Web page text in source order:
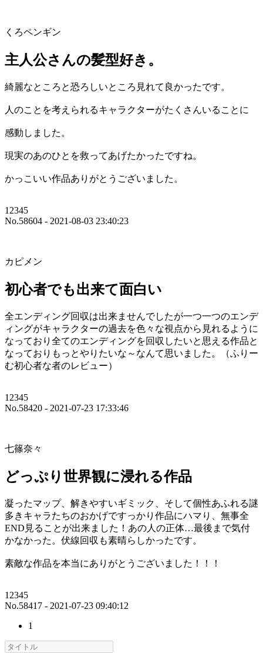
くろペンギン
主人公さんの髪型好き。
綺麗なところと恐ろしいところ見れて良かったです。
人のことを考えられるキャラクターがたくさんいることに
感動しました。
現実のあのひとを救ってあげたかったですね。
かっこいい作品ありがとうございました。
12345
No.58604 - 2021-08-03 23:40:23
カピメン
初心者でも出来て面白い
全エンディング回収は出来ませんでしたが一つ一つのエンデ
ィングがキャラクターの過去を色々な視点から見れるように
なっており全てのエンディングを回収したいと思える作品と
なっておりもっとやりたいな～なんて思いました。（ふりー
む初心者な者のレビュー）
12345
No.58420 - 2021-07-23 17:33:46
七篠奈々
どっぷり世界観に浸れる作品
凝ったマップ、解きやすいギミック、そして個性あふれる謎
多きキャラたちのおかげですっかり作品にハマり、無事全
END見ることが出来ました！あの人の正体…最後まで気付
かなかった。伏線回収も素晴らしかったです。
素敵な作品を本当にありがとうございました！！！
12345
No.58417 - 2021-07-23 09:40:12
1